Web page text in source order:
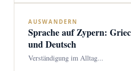
AUSWANDERN
Sprache auf Zypern:
und Deutsch
Verständigung im Alltag...